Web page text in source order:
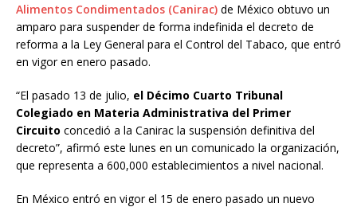
Alimentos Condimentados (Canirac) de México obtuvo un
amparo para suspender de forma indefinida el decreto de
reforma a la Ley General para el Control del Tabaco, que entró
en vigor en enero pasado.
“El pasado 13 de julio, el Décimo Cuarto Tribunal
Colegiado en Materia Administrativa del Primer
Circuito concedió a la Canirac la suspensión definitiva del
decreto”, afirmó este lunes en un comunicado la organización,
que representa a 600,000 establecimientos a nivel nacional.
En México entró en vigor el 15 de enero pasado un nuevo